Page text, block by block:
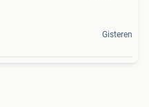
Gisteren